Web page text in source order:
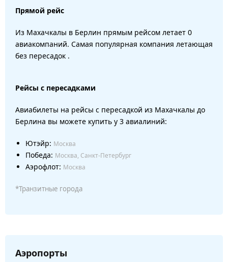
Прямой рейс
Из Махачкалы в Берлин прямым рейсом летает 0
авиакомпаний. Самая популярная компания летающая
без пересадок .
Рейсы с пересадками
Авиабилеты на рейсы с пересадкой из Махачкалы до
Берлина вы можете купить у 3 авиалиний:
Ютэйр: Москва
Победа: Москва, Санкт-Петербург
Аэрофлот: Москва
*Транзитные города
Аэропорты